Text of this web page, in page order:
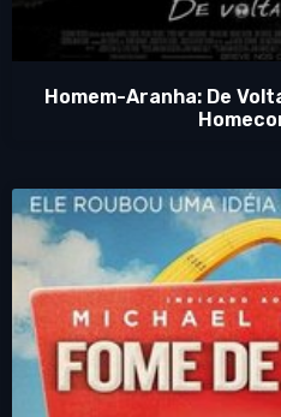
Homem-Aranha: De